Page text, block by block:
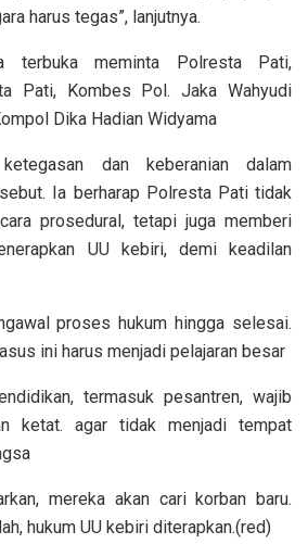
harus tegas”, lanjutnya.
terbuka meminta Polresta Pati,
Pati, Kombes Pol. Jaka Wahyudi
Dika Hadian Widyama
dan keberanian dalam
Ia berharap Polresta Pati tidak
prosedural, tetapi juga memberi
UU kebiri, demi keadilan
proses hukum hingga selesai.
ini harus menjadi pelajaran besar
termasuk pesantren, wajib
ketat. agar tidak menjadi tempat
mereka akan cari korban baru.
hukum UU kebiri diterapkan.(red)